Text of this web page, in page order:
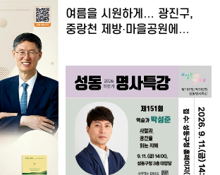
여름을 시원하게… 광진구,
중랑천 제방·마을공원에